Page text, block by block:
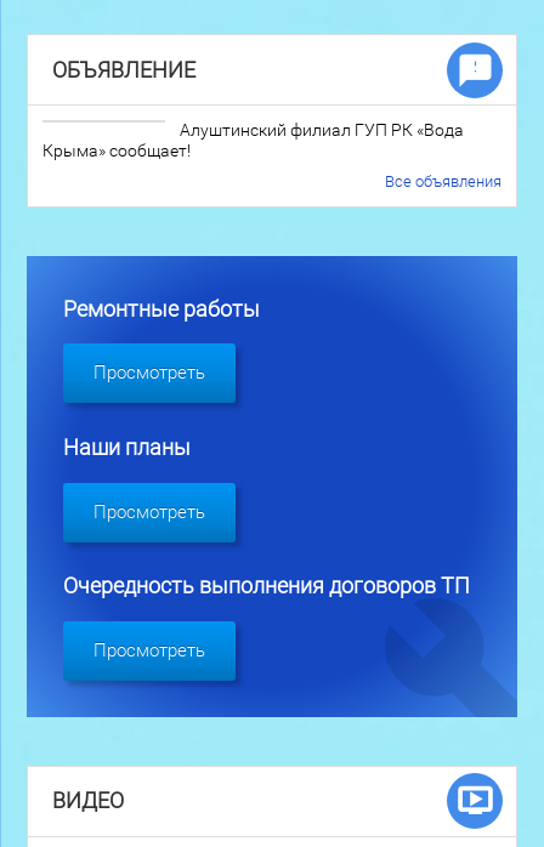
ОБЪЯВЛЕНИЕ
Алуштинский филиал ГУП РК «Вода
Крыма» сообщает!
Все объявления
Ремонтные работы
Просмотреть
Наши планы
Просмотреть
Очередность выполнения договоров ТП
Просмотреть
ВИДЕО